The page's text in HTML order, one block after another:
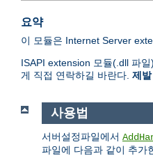
요약
이 모듈은 Internet Server
ISAPI extension 모듈(.dll 파
게 직접 연락하길 바란다. 제
사용법
서버설정파일에서
파일에 다음과 같이 추가